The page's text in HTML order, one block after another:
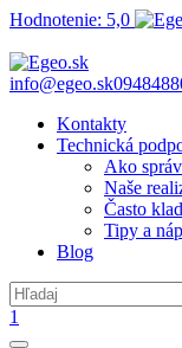
Hodnotenie: 5,0
info@egeo.sk
Kontakty
Technická
Ako
Naše
Často
Tipy a
Blog
1